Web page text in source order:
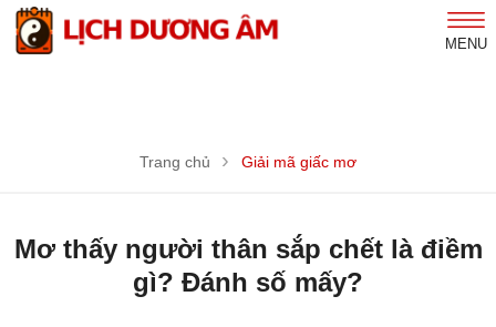
MENU
Trang chủ Giải mã giấc mơ
Mơ thấy người thân sắp chết là điềm
gì? Đánh số mấy?